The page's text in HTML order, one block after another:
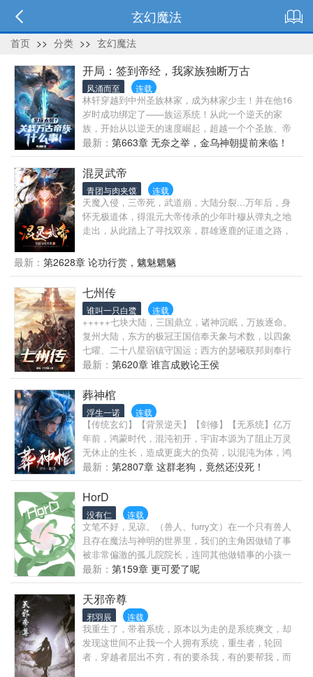
玄幻魔法
首页 >> 分类 >> 玄幻魔法
开局：签到帝经，我家族独断万古
风涌而至 连载
林轩穿越到中州圣族林家，成为林家少主！并在他16
岁时成功绑定了——族运系统！从此一个逆天的家
族，开始从以逆天的速度崛起，超越一个个圣族、帝
族、仙族、终极帝族……最终成为诸天万界万古最强
家族！林家老祖：我林家之所以能有今天，多亏了轩
儿！林轩父亲：我也不想突破这么快啊……可是我儿
子不允许啊！林炎：就你对少主不敬？林动：炎兄，
你跟他废什么话！大荒囚天指！所有天骄异口同声：
少主！小小仙帝境魔主，已被我等斩杀！简介无力，
请移步正文！！！！
最新： 第663章 无奈之举，金乌神朝提前来临！
混灵武帝
青团与肉夹馍 连载
天魔入侵，三帝死，武道崩，大陆分裂...万年后，身
怀无极道体，得混元大帝传承的少年叶穆从弹丸之地
走出，从此踏上了寻找双亲，群雄逐鹿的证道之路，
最新： 第2628章 论功行赏，魑魅魍魉
七州传
谁叫一只白鹭 连载
+++++七块大陆，三国鼎立，诸神沉眠，万族逐命。
复州大陆，东方的极冠王国信奉天象与术数，以四象
七曜、二十八星宿镇守国运；西方的瑟曦联邦则奉行
神权政治，三神议会统御骑士与魔法；而赫塔共和
国，则以机械、符文与科技构筑兵锋，试图制造出“可
以被控制的神明”。三方交锋之中，天地动荡，神魔遗
迹频频现世，迷失大陆、极地废土、毒云瘴海与海底
遗族渐次浮出水面。沉睡的传说正在复苏，而信仰的
裂隙也早已悄然张开。主角莱恩，一名出身栖霞幽镇
的少年，在偶然间觉醒了“安魂引渡者”的古老能力，能
与死者共鸣，安抚灵魂，甚至感知神明残响。他本只
是千万人中微不足道的孩子，却将在见证王国倾覆、
神明归来、万族哀歌的旅途中，成为这个世界最重要
的“记忆者”。每一位死去的人都值得被铭记，每一座沦
陷的城都曾燃烧。这是一部逻辑严密、群像并进、成
长型主角的东方西幻融合小说。也是一部献给世界、
灵魂与记忆的七州编年史。
最新： 第620章 谁言成败论王侯
葬神棺
浮生一诺 连载
【传统玄幻】【背景逆天】【剑修】【无系统】亿万
年前，鸿蒙时代，混沌初开，宇宙本源为了阻止万灵
无休止的生长，造成更庞大的负荷，以混沌为体，鸿
蒙为气，黑洞为口，星辰为盖，凝聚了一座灭世神
棺，用来吞四海、镇八荒，焚万古、炼诸天！千万年
前，众神一战中，灭世神棺凭空出现，葬灭了大战中
的诸神，更是送葬了整个众神之界，自此，葬神棺下
落不明，同时，葬神棺名动宇宙万界，威慑诸天神
魔！千万年后，一名少年被活埋，与葬他的棺材融合
在一起，自此，送葬少年名震八荒。“救人，我不在
行，埋人，我倒是很善长！”少年面容冷峻，继续低
吟：“我有一座混沌神棺，葬天，葬地，葬人，葬仙亦
葬神！
最新： 第2807章 这群老狗，竟然还没死！
HorD
没有仁 连载
文笔不好，见谅。（兽人、furry文）在一个只有兽人
且存在魔法与神明的世界里，我们的主角因做错了事
被非常偏激的孤儿院院长，连同其他做错事的小孩一
起卖到了地下黑市的巨大角斗场中。在牢房结识贵族
之子，经历大淘汰后被管理员杏子以及老师罗当成家
兽般照顾。被［神］所选中成为****并**世界的故事。
（主要还是写着玩玩）
最新： 第159章 更可爱了呢
天邪帝尊
邪羽辰 连载
我重生了，带着系统，原本以为走的是系统爽文，却
发现这世间不止我一个人拥有系统，重生者，轮回
者，穿越者层出不穷，有的要杀我，有的要帮我，而